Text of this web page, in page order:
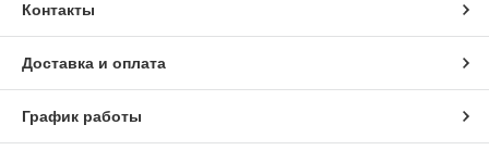
Контакты
Доставка и оплата
График работы